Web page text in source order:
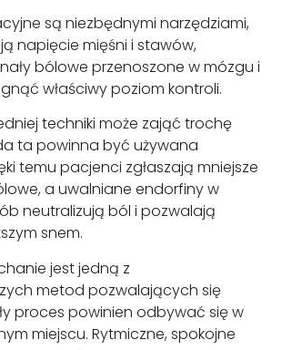
są niezbędnymi narzędziami,
napięcie mięśni i stawów,
bólowe przenoszone w mózgu i
właściwy poziom kontroli.
techniki może zająć trochę
ta powinna być używana
temu pacjenci zgłaszają mniejsze
a uwalniane endorfiny w
neutralizują ból i pozwalają
snem.
jest jedną z
metod pozwalających się
proces powinien odbywać się w
miejscu. Rytmiczne, spokojne